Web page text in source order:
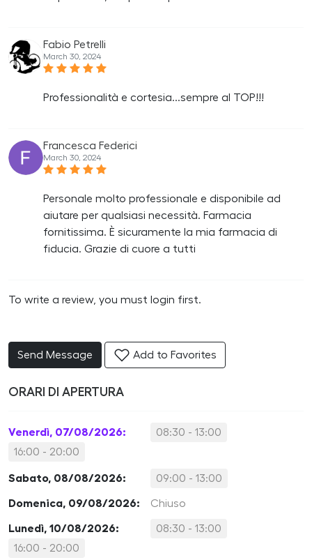
Fabio Petrelli
March 30, 2024
Professionalità e cortesia...sempre al TOP!!!
Francesca Federici
March 30, 2024
Personale molto professionale e disponibile ad
aiutare per qualsiasi necessità. Farmacia
fornitissima. È sicuramente la mia farmacia di
fiducia. Grazie di cuore a tutti
To write a review, you must login first.
Send Message Add to Favorites
ORARI DI APERTURA
Venerdì, 07/08/2026:
08:30 - 13:00
16:00 - 20:00
Sabato, 08/08/2026: 09:00 - 13:00
Domenica, 09/08/2026: Chiuso
Lunedì, 10/08/2026:
08:30 - 13:00
16:00 - 20:00